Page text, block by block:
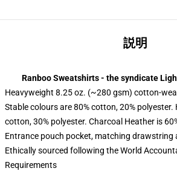
説明
Ranboo Sweatshirts - the syndicate
Heavyweight 8.25 oz. (~280 gsm) cotton-
Stable colours are 80% cotton, 20% polyester.
cotton, 30% polyester. Charcoal Heather is
Entrance pouch pocket, matching drawstring
Ethically sourced following the World
Requirements